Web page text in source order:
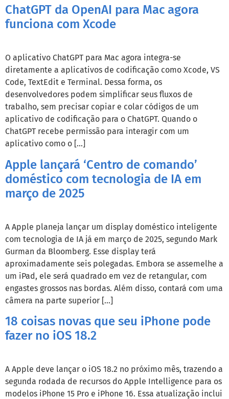
ChatGPT da OpenAI para Mac agora
funciona com Xcode
O aplicativo ChatGPT para Mac agora integra-se
diretamente a aplicativos de codificação como Xcode, VS
Code, TextEdit e Terminal. Dessa forma, os
desenvolvedores podem simplificar seus fluxos de
trabalho, sem precisar copiar e colar códigos de um
aplicativo de codificação para o ChatGPT. Quando o
ChatGPT recebe permissão para interagir com um
aplicativo como o […]
Apple lançará ‘Centro de comando’
doméstico com tecnologia de IA em
março de 2025
A Apple planeja lançar um display doméstico inteligente
com tecnologia de IA já em março de 2025, segundo Mark
Gurman da Bloomberg. Esse display terá
aproximadamente seis polegadas. Embora se assemelhe a
um iPad, ele será quadrado em vez de retangular, com
engastes grossos nas bordas. Além disso, contará com uma
câmera na parte superior […]
18 coisas novas que seu iPhone pode
fazer no iOS 18.2
A Apple deve lançar o iOS 18.2 no próximo mês, trazendo a
segunda rodada de recursos do Apple Intelligence para os
modelos iPhone 15 Pro e iPhone 16. Essa atualização inclui